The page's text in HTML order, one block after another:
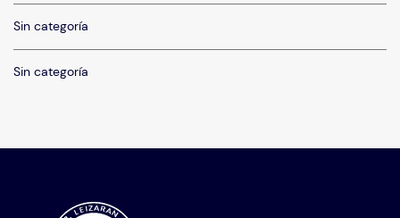
Sin categoría
Sin categoría